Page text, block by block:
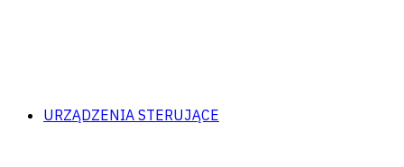
URZĄDZENIA STERUJĄCE